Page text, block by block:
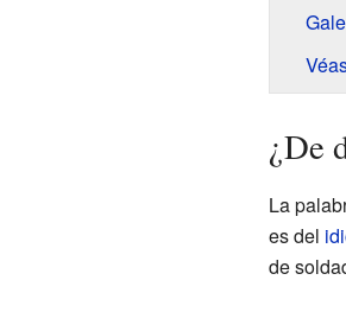
¿De
La
es del
de